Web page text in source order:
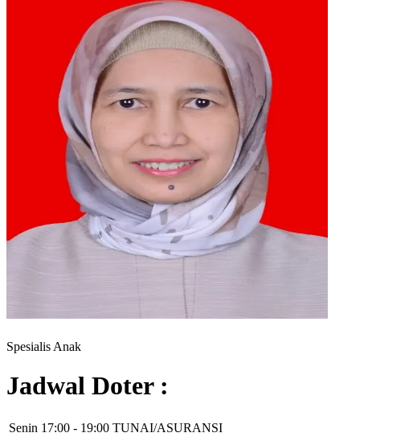
Spesialis Anak
Jadwal Doter :
Senin 17:00 - 19:00 TUNAI/ASURANSI